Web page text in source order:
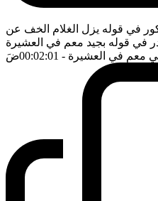
في قوله يزل الغلام الخف عن
في قوله بجيد معم في العشيرة
معم في العشيرة - 00:02:01 ضَ